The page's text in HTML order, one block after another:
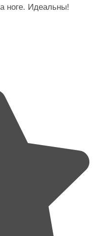
ноге. Идеальны!